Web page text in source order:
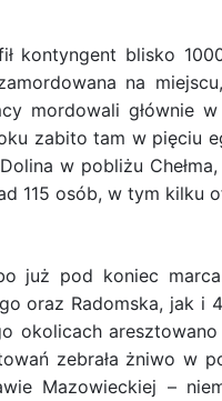
kontyngent blisko
na
mordowali głównie w
zabito tam w pięciu
w pobliżu
115 osób, w tym kilku
już pod koniec
oraz Radomska, jak i
okolicach
zebrała żniwo w
Mazowieckiej –